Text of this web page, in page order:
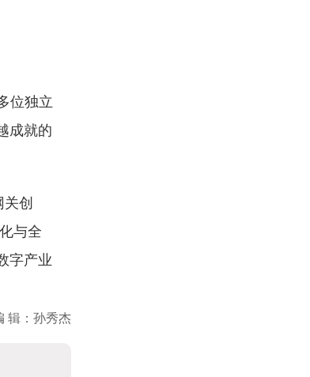
位独立
成就的
创
与全
字产业
辑：孙秀杰